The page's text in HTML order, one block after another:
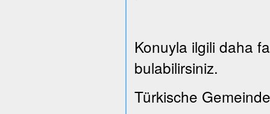
Konuyla ilgili daha
bulabilirsiniz.
Türkische